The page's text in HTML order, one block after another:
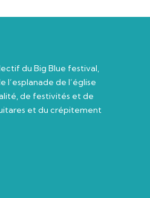
du Big Blue festival,
l’esplanade de l’église
de festivités et de
et du crépitement